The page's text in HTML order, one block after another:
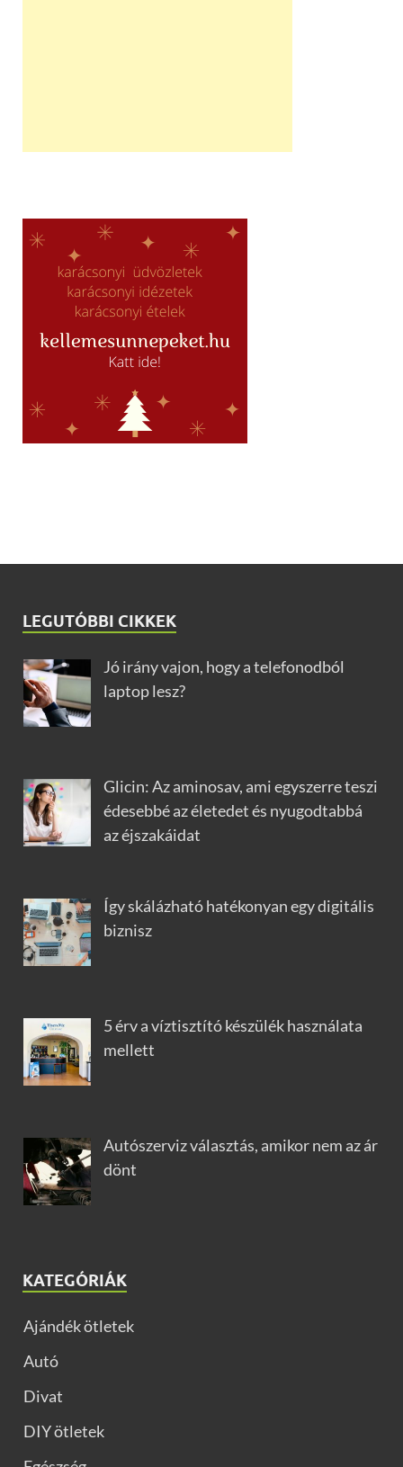
LEGUTÓBBI CIKKEK
Jó irány vajon, hogy a telefonodból
laptop lesz?
Glicin: Az aminosav, ami egyszerre teszi
édesebbé az életedet és nyugodtabbá
az éjszakáidat
Így skálázható hatékonyan egy digitális
biznisz
5 érv a víztisztító készülék használata
mellett
Autószerviz választás, amikor nem az ár
dönt
KATEGÓRIÁK
Ajándék ötletek
Autó
Divat
DIY ötletek